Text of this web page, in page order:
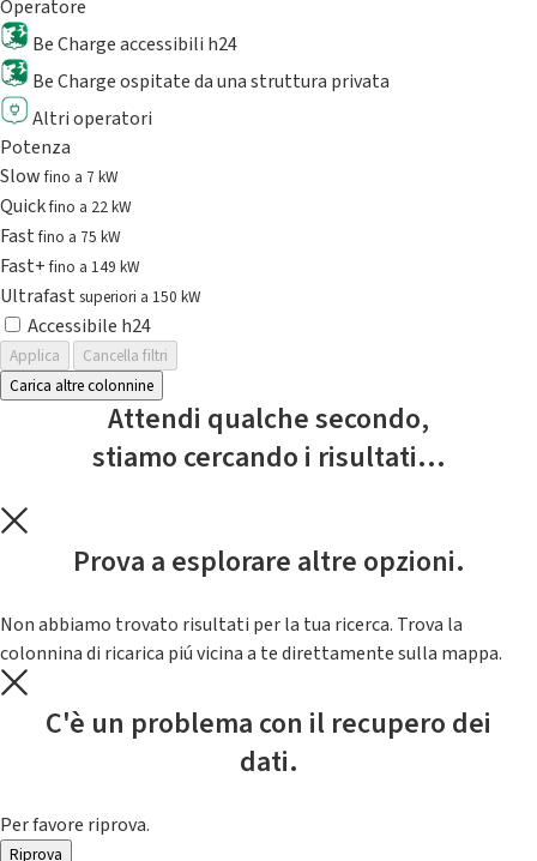
Operatore
Be Charge accessibili h24
Be Charge ospitate da una struttura privata
Altri operatori
Potenza
Slowfino a 7 kW
Quickfino a 22 kW
Fastfino a 75 kW
Fast+fino a 149 kW
Ultrafast superiori a 150 kW
Accessibile h24
Applica
Cancella filtri
Carica altre colonnine
Attendi qualche secondo,
stiamo cercando i risultati...
Prova a esplorare altre opzioni.
Non abbiamo trovato risultati per la tua ricerca. Trova la
colonnina di ricarica piú vicina a te direttamente sulla mappa.
C'è un problema con il recupero dei
dati.
Per favore riprova.
Riprova